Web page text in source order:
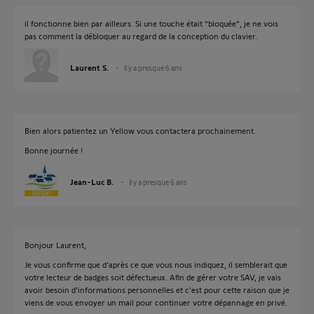
il fonctionne bien par ailleurs. Si une touche était "bloquée", je ne vois
pas comment la débloquer au regard de la conception du clavier.
Laurent S. il y a presque 6 ans
Bien alors patientez un Yellow vous contactera prochainement.
Bonne journée !
Jean-Luc B. il y a presque 6 ans
Bonjour Laurent,
Je vous confirme que d'après ce que vous nous indiquez, il semblerait que
votre lecteur de badges soit défectueux. Afin de gérer votre SAV, je vais
avoir besoin d'informations personnelles et c'est pour cette raison que je
viens de vous envoyer un mail pour continuer votre dépannage en privé.